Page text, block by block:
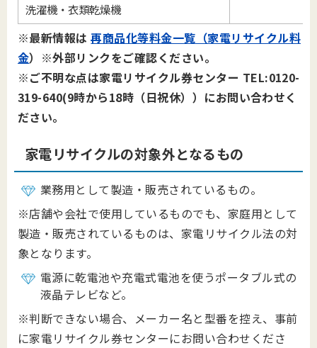
洗濯機・衣類乾燥機
※最新情報は再商品化等料金一覧（家電リサイクル料
金）※外部リンクをご確認ください。
※ご不明な点は家電リサイクル券センター TEL:0120-
319-640(9時から18時（日祝休））にお問い合わせく
ださい。
家電リサイクルの対象外となるもの
業務用として製造・販売されているもの。
※店舗や会社で使用しているものでも、家庭用として
製造・販売されているものは、家電リサイクル法の対
象となります。
電源に乾電池や充電式電池を使うポータブル式の
液晶テレビなど。
※判断できない場合、メーカー名と型番を控え、事前
に家電リサイクル券センターにお問い合わせくださ